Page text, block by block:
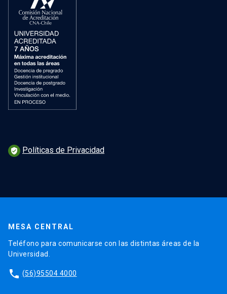
verified_user Políticas de Privacidad
MESA CENTRAL
Teléfono para comunicarse con las distintas áreas de la
Universidad.
phone (56)95504 4000